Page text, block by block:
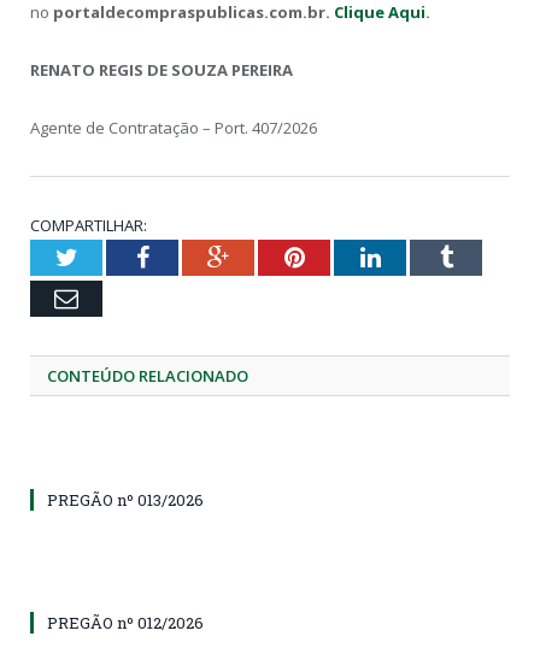
no portaldecompraspublicas.com.br. Clique Aqui.
RENATO REGIS DE SOUZA PEREIRA
Agente de Contratação – Port. 407/2026
COMPARTILHAR:
TwitterFacebookGoogle+PinterestLinkedInTumblr
Email
CONTEÚDO RELACIONADO
PREGÃO nº 013/2026
PREGÃO nº 012/2026